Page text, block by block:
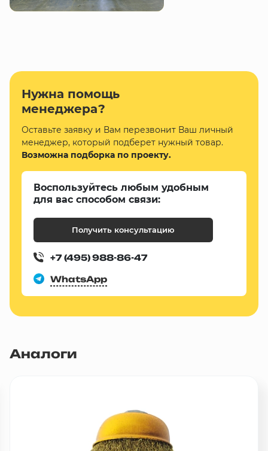
Нужна помощь
менеджера?
Оставьте заявку и Вам перезвонит Ваш личный
менеджер, который подберет нужный товар.
Возможна подборка по проекту.
Воспользуйтесь любым удобным
для вас способом связи:
Получить консультацию
+7 (495) 988-86-47
WhatsApp
Аналоги